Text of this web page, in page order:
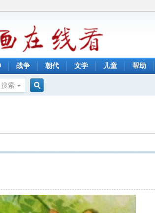
战争 朝代 文学 儿童 帮助
搜索